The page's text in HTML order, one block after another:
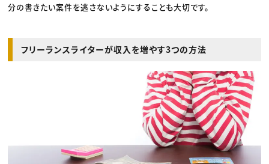
分の書きたい案件を逃さないようにすることも大切です。
フリーランスライターが収入を増やす3つの方法